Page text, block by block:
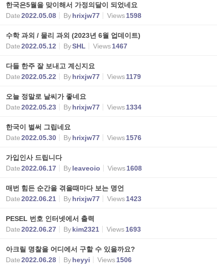
한국은5월을 맞이해서 가정의달이 되었네요
Date2022.05.08 Byhrixjw77 Views1598
수학 과외 / 물리 과외 (2023년 6월 업데이트)
Date2022.05.12 BySHL Views1467
다들 한주 잘 보내고 계신지요
Date2022.05.22 Byhrixjw77 Views1179
오늘 정말로 날씨가 좋네요
Date2022.05.23 Byhrixjw77 Views1334
한국이 벌써 그립네요
Date2022.05.30 Byhrixjw77 Views1576
가입인사 드립니다
Date2022.06.17 Byleaveoio Views1608
매번 힘든 순간을 겪을때마다 보는 명언
Date2022.06.21 Byhrixjw77 Views1423
PESEL 번호 인터넷에서 출력
Date2022.06.27 Bykim2321 Views1693
아크릴 명찰을 어디에서 구할 수 있을까요?
Date2022.06.28 Byheyyi Views1506